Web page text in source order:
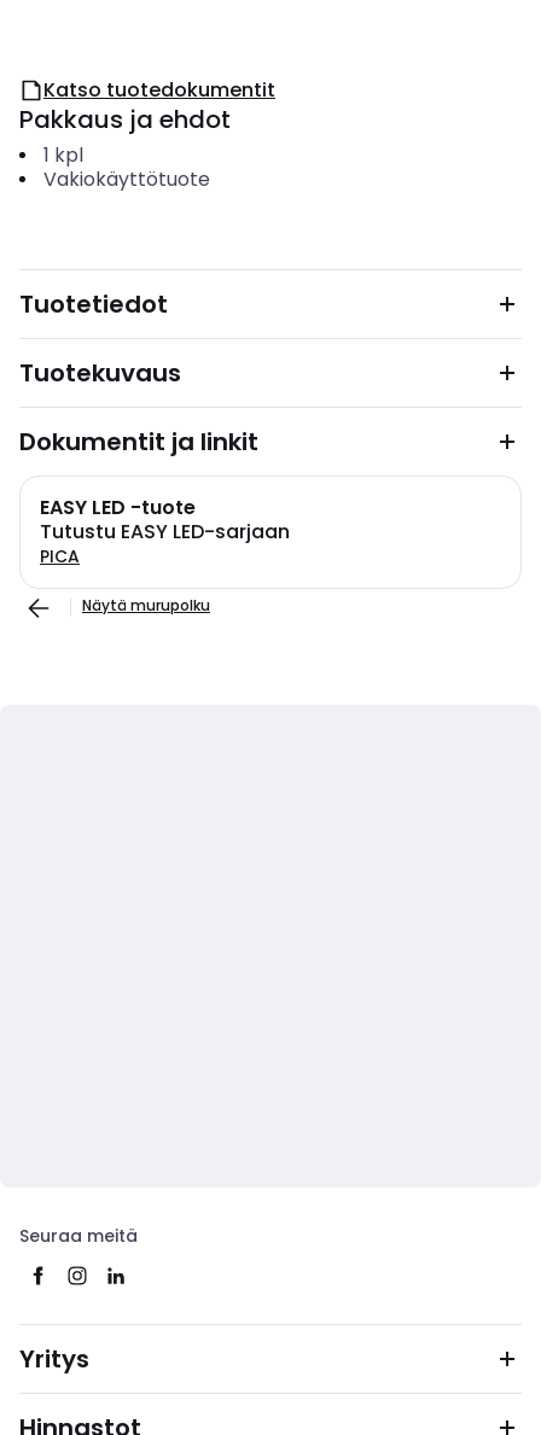
Katso tuotedokumentit
Pakkaus ja ehdot
1 kpl
Vakiokäyttötuote
Tuotetiedot
Tuotekuvaus
Dokumentit ja linkit
EASY LED -tuote
Tutustu EASY LED-sarjaan
PICA
Näytä murupolku
Seuraa meitä
Yritys
Hinnastot